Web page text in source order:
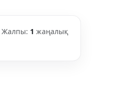
Жалпы: 1 жаңалық